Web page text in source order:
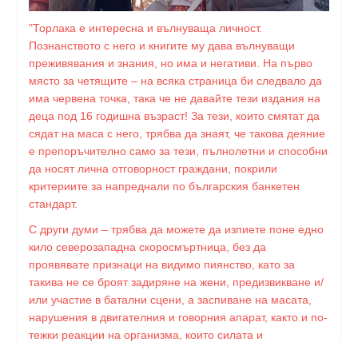
"Торлака е интересна и вълнуваща личност.
Познанството с него и книгите му дава вълнуващи
преживявания и знания, но има и негативи. На първо
място за четящите – на всяка страница би следвало да
има червена точка, така че не давайте тези издания на
деца под 16 годишна възраст! За тези, които смятат да
сядат на маса с него, трябва да знаят, че такова деяние
е препоръчително само за тези, пълнолетни и способни
да носят лична отговорност граждани, покрили
критериите за напреднали по българския банкетен
стандарт.
С други думи – трябва да можете да изпиете поне едно
кило северозападна скоросмъртница, без да
проявявате признаци на видимо пиянство, като за
такива не се броят задиряне на жени, предизвикване и/
или участие в батални сцени, а заспиване на масата,
нарушения в двигателния и говорния апарат, както и по-
тежки реакции на организма, които силата и